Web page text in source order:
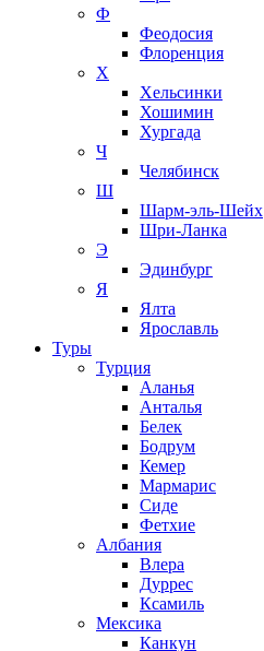
Ф
Феодосия
Флоренция
Х
Хельсинки
Хошимин
Хургада
Ч
Челябинск
Ш
Шарм-эль-Шейх
Шри-Ланка
Э
Эдинбург
Я
Ялта
Ярославль
Туры
Турция
Аланья
Анталья
Белек
Бодрум
Кемер
Мармарис
Сиде
Фетхие
Албания
Влера
Дуррес
Ксамиль
Мексика
Канкун